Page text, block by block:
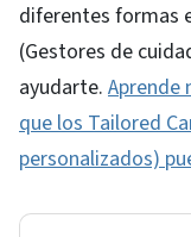
diferentes formas
(Gestores de
ayudarte. Aprende
que los Tailored
personalizados)